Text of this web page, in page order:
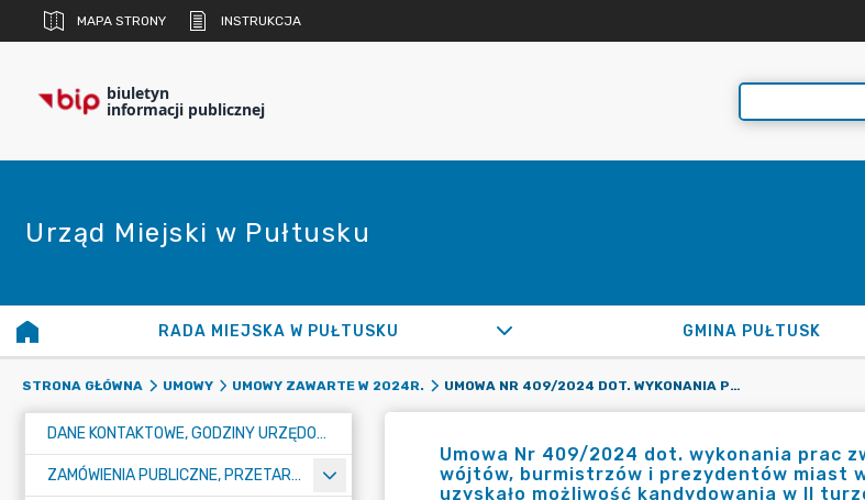
MAPA STRONY INSTRUKCJA
biuletyn
informacji publicznej
Urząd Miejski w Pułtusku
RADA MIEJSKA W PUŁTUSKU GMINA PUŁTUSK
STRONA GŁÓWNA UMOWY UMOWY ZAWARTE W 2024R. UMOWA NR 409/2024 DOT. WYKONANIA PRAC ZWIĄZANYCH Z PONOWNYM GŁOSOWANIEM W WYBORACH WÓJTÓW, BURMISTRZÓW I PREZYDENTÓW MIAST W GMINACH I MIASTACH, W KTÓRYCH DWÓCH KANDYDATÓW UZYSKAŁO MOŻLIWOŚĆ KANDYDOWANIA W II TURZE WYBORÓW, KTÓRE ODBĘDĄ SIĘ W DNIU 21 KWIETNIA 2024R. W ZAKRESIE PRZYGOTOWANIA PAKIETÓW DO GŁOSOWANIA KORESPONDENCYJNEGO, WYDAWANIA DECYZJI O UJĘCIU W STAŁYM OBWODZIE GŁOSOWANIA, SPORZĄDZANIA PEŁNOMOCNICTW DO GŁOSOWANIA
DANE KONTAKTOWE, GODZINY URZĘDOWANIA I NUMER KONTA BANKOWEGO
ZAMÓWIENIA PUBLICZNE, PRZETARGI, KONKURSY
Umowa Nr 409/2024 dot. wykonania prac
wójtów, burmistrzów i prezydentów miast
uzyskało możliwość kandydowania w II